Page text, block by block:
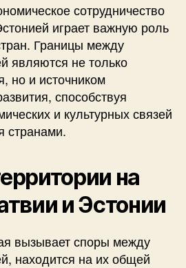
сотрудничество
играет важную роль
Границы между
являются не только
но и источником
способствуя
и культурных связей
странами.
на
и Эстонии
вызывает споры между
находится на их общей